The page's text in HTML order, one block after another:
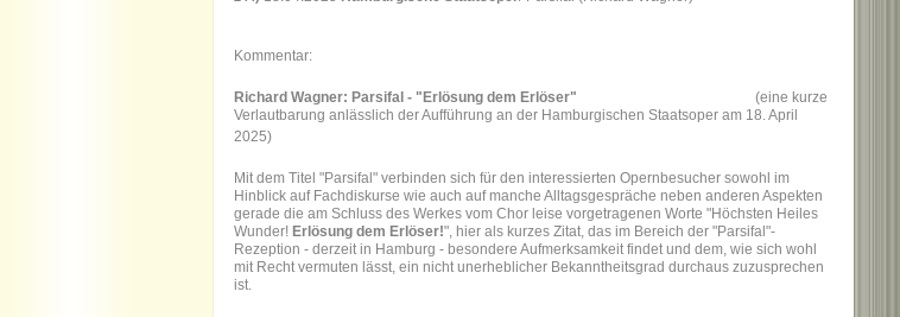
Kommentar:
Richard Wagner: Parsifal - "Erlösung dem Erlöser" (eine kurze
Verlautbarung anlässlich der Aufführung an der Hamburgischen Staatsoper am 18. April
2025)
Mit dem Titel "Parsifal" verbinden sich für den interessierten Opernbesucher sowohl im
Hinblick auf Fachdiskurse wie auch auf manche Alltagsgespräche neben anderen Aspekten
gerade die am Schluss des Werkes vom Chor leise vorgetragenen Worte "Höchsten Heiles
Wunder! Erlösung dem Erlöser!", hier als kurzes Zitat, das im Bereich der "Parsifal"-
Rezeption - derzeit in Hamburg - besondere Aufmerksamkeit findet und dem, wie sich wohl
mit Recht vermuten lässt, ein nicht unerheblicher Bekanntheitsgrad durchaus zuzusprechen
ist.